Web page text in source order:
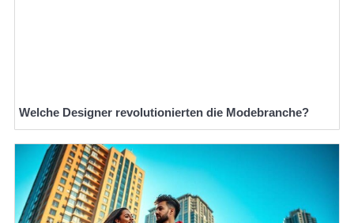
Welche Designer revolutionierten die Modebranche?